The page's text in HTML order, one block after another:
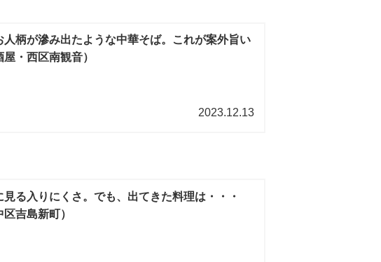
人柄が滲み出たような中華そば。これが案外旨い
・西区南観音）
2023.12.13
見る入りにくさ。でも、出てきた料理は・・・
区吉島新町）